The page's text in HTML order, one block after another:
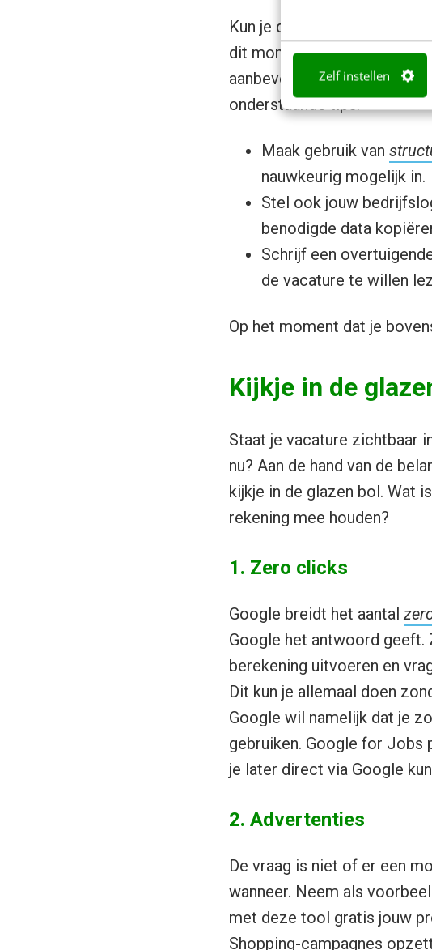
Zelf instellen
Kun je dan nog wel
dit moment zijn er veel
aanbevolen velden niet
onderstaande tips.
Maak gebruik van
nauwkeurig mogelijk in.
Stel ook jouw
benodigde data
Schrijf een
de vacature te willen
Op het moment dat je
Kijkje in de
Staat je vacature zichtbaar
nu? Aan de hand van de
kijkje in de glazen bol. Wat
rekening mee houden?
1. Zero clicks
Google breidt het aantal
Google het antwoord geeft.
berekening uitvoeren en
Dit kun je allemaal doen
Google wil namelijk dat je
gebruiken. Google for Jobs
je later direct via Google
2. Advertenties
De vraag is niet of er een
wanneer. Neem als
met deze tool gratis jouw
Shopping-campagnes